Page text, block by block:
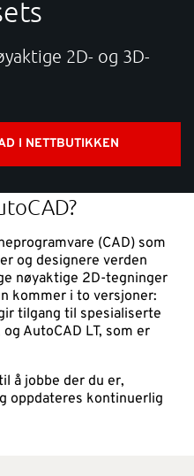
no@nti-group.com
Danmark Deutschland
Italia
Nederland
2D- og 3D-
I NETTBUTIKKEN
(CAD) som
og designere verden
nøyaktige 2D-tegninger
kommer i to versjoner:
tilgang til spesialiserte
AutoCAD LT, som er
å jobbe der du er,
oppdateres kontinuerlig